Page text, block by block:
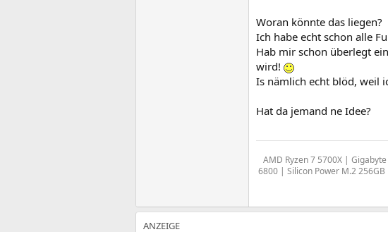
Woran könnte das liegen?
Ich habe echt schon alle
Hab mir schon überlegt
wird!
Is nämlich echt blöd, weil
Hat da jemand ne Idee?
AMD Ryzen 7 5700X |
6800 | Silicon Power M.2